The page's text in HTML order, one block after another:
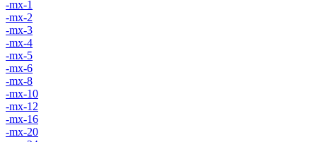
-mx-1
-mx-2
-mx-3
-mx-4
-mx-5
-mx-6
-mx-8
-mx-10
-mx-12
-mx-16
-mx-20